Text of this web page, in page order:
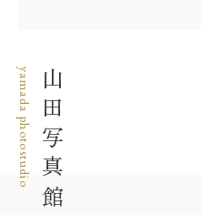
山田写真館
yamada photostudio